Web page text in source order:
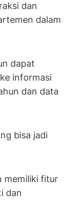
dan
dalam
dapat
informasi
dan data
bisa jadi
memiliki fitur
dan